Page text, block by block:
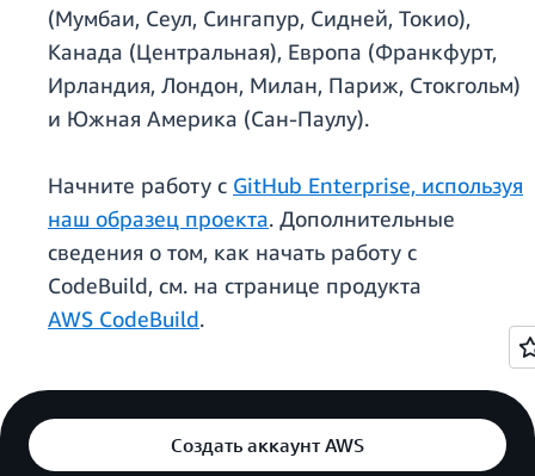
(Мумбаи, Сеул, Сингапур, Сидней, Токио),
Канада (Центральная), Европа (Франкфурт,
Ирландия, Лондон, Милан, Париж, Стокгольм)
и Южная Америка (Сан-Паулу).
Начните работу с GitHub Enterprise, используя
наш образец проекта. Дополнительные
сведения о том, как начать работу с
CodeBuild, см. на странице продукта
AWS CodeBuild.
Создать аккаунт AWS